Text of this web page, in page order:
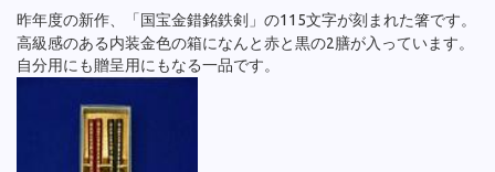
昨年度の新作、「国宝金錯銘鉄剣」の115文字が刻まれた箸です。
高級感のある内装金色の箱になんと赤と黒の2膳が入っています。
自分用にも贈呈用にもなる一品です。